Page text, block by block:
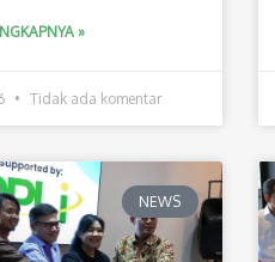
»
Tidak ada komentar
NEWS